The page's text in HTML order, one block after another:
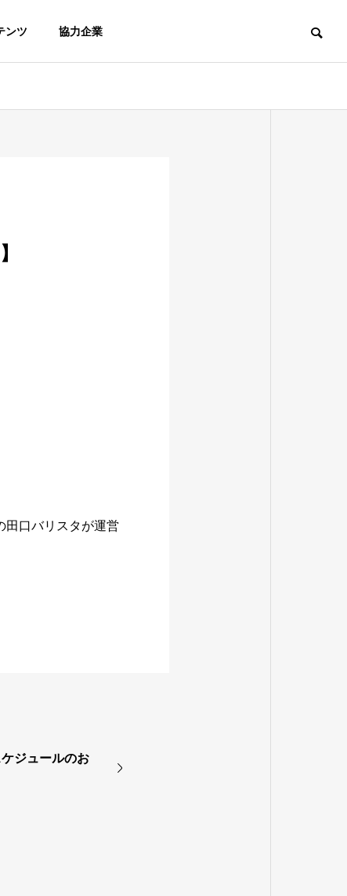
ンツ 協力企業
田口バリスタが運営
ジュールのお